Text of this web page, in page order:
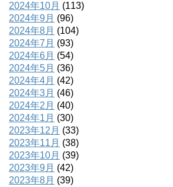
2024年10月 (113)
2024年9月 (96)
2024年8月 (104)
2024年7月 (93)
2024年6月 (54)
2024年5月 (36)
2024年4月 (42)
2024年3月 (46)
2024年2月 (40)
2024年1月 (30)
2023年12月 (33)
2023年11月 (38)
2023年10月 (39)
2023年9月 (42)
2023年8月 (39)